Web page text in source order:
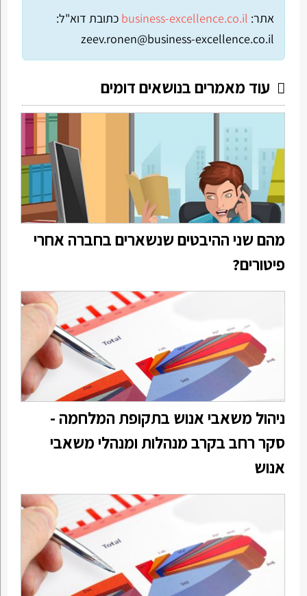
אתר: business-excellence.co.il כתובת דוא"ל:
zeev.ronen@business-excellence.co.il
עוד מאמרים בנושאים דומים
מהם שני ההיבטים שנשארים בחברה אחרי
פיטורים?
ניהול משאבי אנוש בתקופת המלחמה -
סקר רחב בקרב מנהלות ומנהלי משאבי
אנוש